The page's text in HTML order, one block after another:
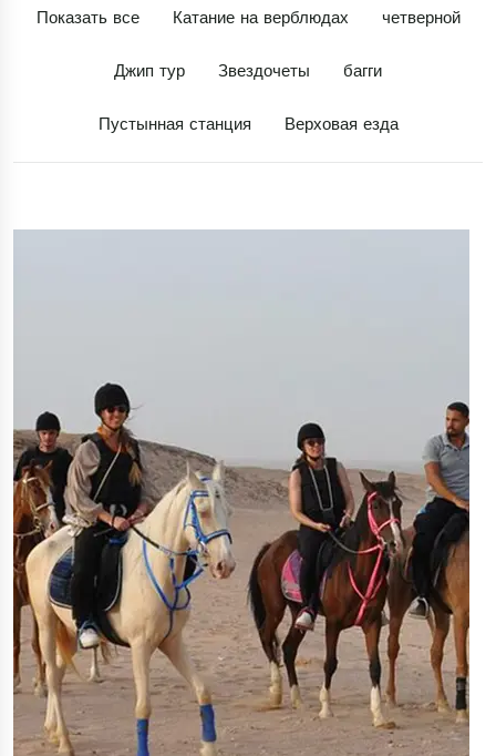
Показать все Катание на верблюдах четверной
Джип тур Звездочеты багги
Пустынная станция Верховая езда